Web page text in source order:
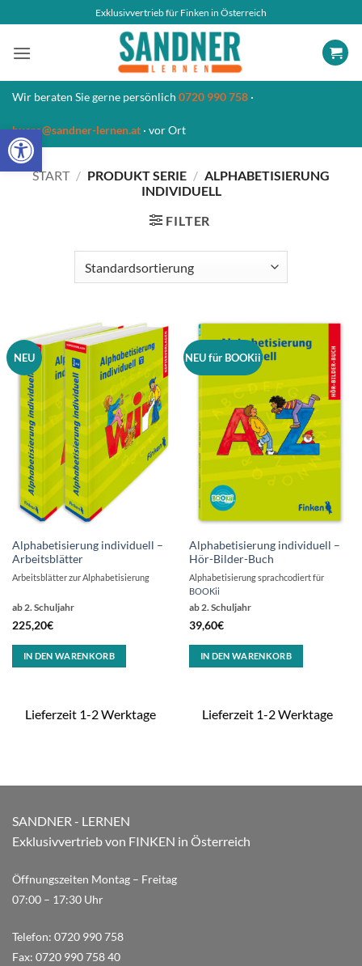
Open toolbar
Inhalt
springen
Exklusivvertrieb für Finken in Österreich
Wir beraten Sie gerne persönlich 0720 990 758 ·
buero@sandner-lernen.at · vor Ort
START / PRODUKT SERIE / ALPHABETISIERUNG
INDIVIDUELL
FILTER
NEU
Alphabetisierung individuell –
Arbeitsblätter
ab 2. Schuljahr
225,20€
Arbeitsblätter zur Alphabetisierung
IN DEN WARENKORB
Lieferzeit 1-2 Werktage
NEU für BOOKii
Alphabetisierung individuell –
Hör-Bilder-Buch
ab 2. Schuljahr
39,60€
Alphabetisierung sprachcodiert für
BOOKii
IN DEN WARENKORB
Lieferzeit 1-2 Werktage
SANDNER - LERNEN
Exklusivvertrieb von FINKEN in Österreich
Öffnungszeiten Montag – Freitag
07:00 – 17:30 Uhr
Telefon: 0720 990 758
Fax: 0720 990 758 40